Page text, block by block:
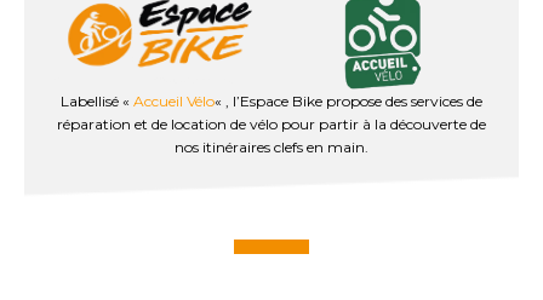
Labellisé « Accueil Vélo« , l’Espace Bike propose des services de
réparation et de location de vélo pour partir à la découverte de
nos itinéraires clefs en main.